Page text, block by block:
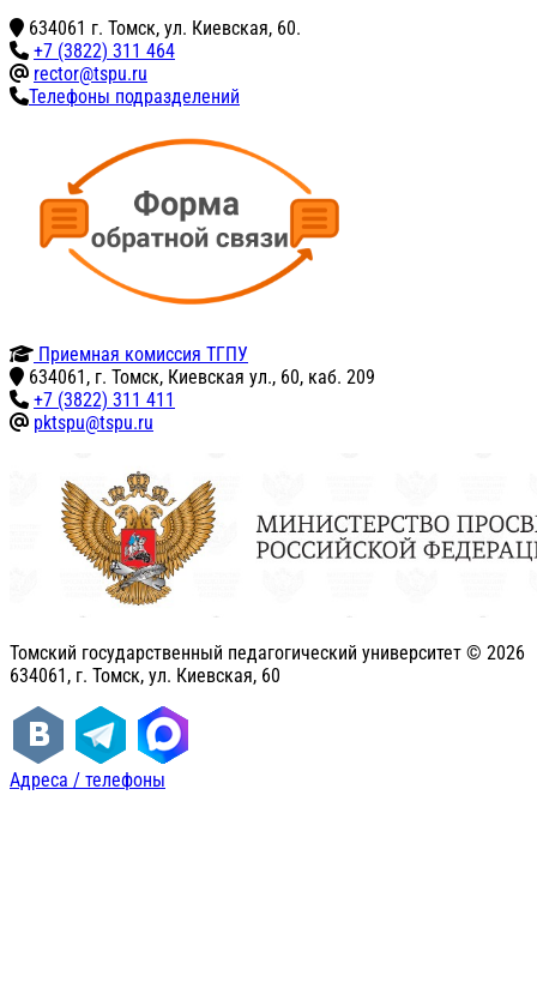
634061 г. Томск, ул. Киевская, 60.
+7 (3822) 311 464
rector@tspu.ru
Телефоны подразделений
Приемная комиссия ТГПУ
634061, г. Томск, Киевская ул., 60, каб. 209
+7 (3822) 311 411
pktspu@tspu.ru
Томский государственный педагогический университет © 2026
634061, г. Томск, ул. Киевская, 60
Адреса / телефоны